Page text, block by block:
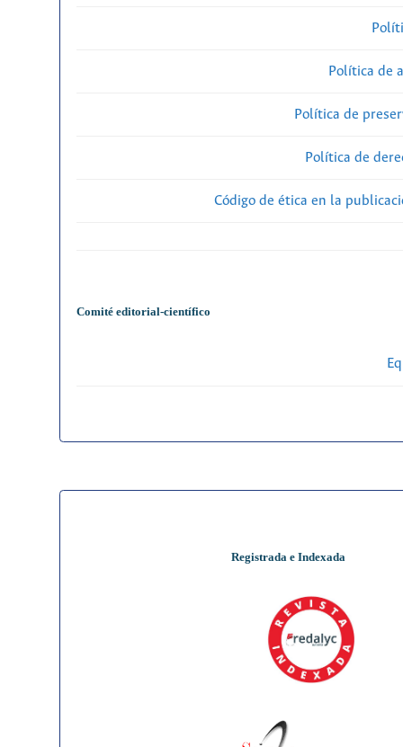
Política de
Política de
Política de
Código de ética en la
Comité editorial-científico
Registrada e Indexada